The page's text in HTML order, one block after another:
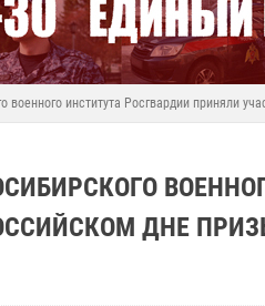
института Росгвардии приняли
ДНЕ